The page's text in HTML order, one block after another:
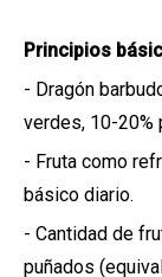
Principios
- Dragón
verdes, 10-20%
- Fruta como
básico diario.
- Cantidad de
puñados